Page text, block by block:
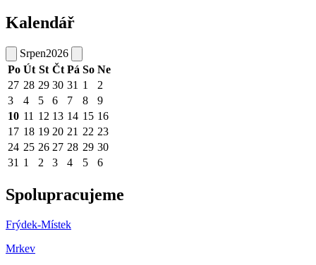
Kalendář
Srpen2026
Po Út St Čt Pá So Ne
27 28 29 30 31 1
2
3
4 5 6 7 8
9
10 11 12 13 14 15 16
17 18 19 20 21 22 23
24 25 26 27 28 29 30
31 1 2 3 4 5 6
Spolupracujeme
Frýdek-Místek
Mrkev